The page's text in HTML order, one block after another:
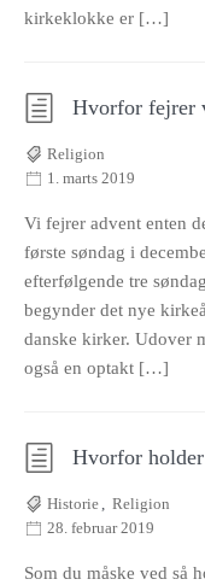
kirkeklokke er […]
Hvorfor fejrer
Religion
1. marts 2019
Vi fejrer advent enten
første søndag i
efterfølgende tre
begynder det nye
danske kirker. Udover
også en optakt […]
Hvorfor
Historie, Religion
28. februar 2019
Som du måske ved så